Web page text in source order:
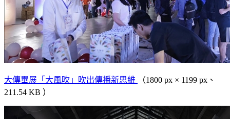
大傳畢展「大風吹」吹出傳播新思維
（1800 px × 1199 px、
211.54 KB ）